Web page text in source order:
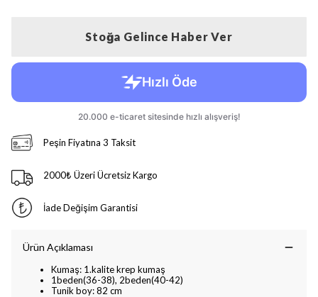
Stoğa Gelince Haber Ver
Peşin Fiyatına 3 Taksit
2000₺ Üzeri Ücretsiz Kargo
İade Değişim Garantisi
Ürün Açıklaması
Kumaş: 1.kalite krep kumaş
1beden(36-38), 2beden(40-42)
Tunik boy: 82 cm